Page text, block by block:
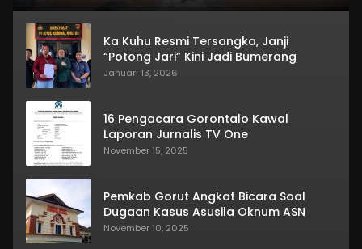
Ka Kuhu Resmi Tersangka, Janji
“Potong Jari” Kini Jadi Bumerang
Januari 13, 2026
16 Pengacara Gorontalo Kawal
Laporan Jurnalis TV One
November 15, 2025
Pemkab Gorut Angkat Bicara Soal
Dugaan Kasus Asusila Oknum ASN
November 10, 2025